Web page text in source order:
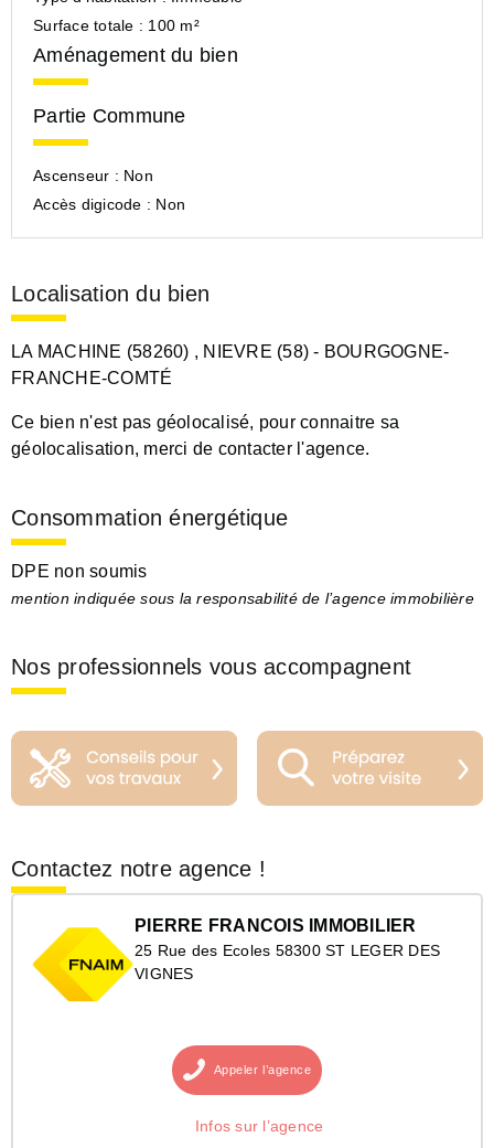
Surface totale : 100 m²
Aménagement du bien
Partie Commune
Ascenseur : Non
Accès digicode : Non
Localisation du bien
LA MACHINE (58260) , NIEVRE (58) - BOURGOGNE-
FRANCHE-COMTÉ
Ce bien n'est pas géolocalisé, pour connaitre sa
géolocalisation, merci de contacter l'agence.
Consommation énergétique
DPE non soumis
mention indiquée sous la responsabilité de l’agence immobilière
Nos professionnels vous accompagnent
Contactez notre agence !
PIERRE FRANCOIS IMMOBILIER
25 Rue des Ecoles 58300 ST LEGER DES
VIGNES
Appeler l’agence
Infos sur l’agence